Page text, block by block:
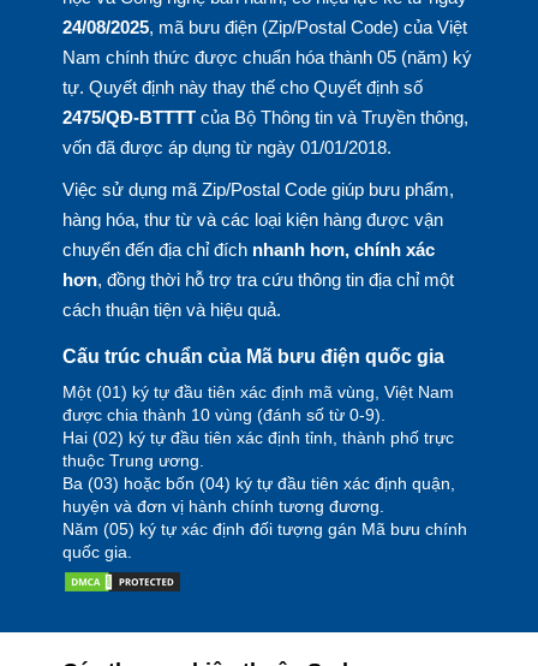
24/08/2025, mã bưu điện (Zip/Postal Code) của Việt
Nam chính thức được chuẩn hóa thành 05 (năm) ký
tự. Quyết định này thay thế cho Quyết định số
2475/QĐ-BTTTTcủa Bộ Thông tin và Truyền thông,
vốn đã được áp dụng từ ngày 01/01/2018.
Việc sử dụng mã Zip/Postal Code giúp bưu phẩm,
hàng hóa, thư từ và các loại kiện hàng được vận
chuyển đến địa chỉ đích nhanh hơn, chính xác
hơn, đồng thời hỗ trợ tra cứu thông tin địa chỉ một
cách thuận tiện và hiệu quả.
Cấu trúc chuẩn của Mã bưu điện quốc gia
Một (01) ký tự đầu tiên xác định mã vùng, Việt Nam
được chia thành 10 vùng (đánh số từ 0-9).
Hai (02) ký tự đầu tiên xác định tỉnh, thành phố trực
thuộc Trung ương.
Ba (03) hoặc bốn (04) ký tự đầu tiên xác định quận,
huyện và đơn vị hành chính tương đương.
Năm (05) ký tự xác định đối tượng gán Mã bưu chính
quốc gia.